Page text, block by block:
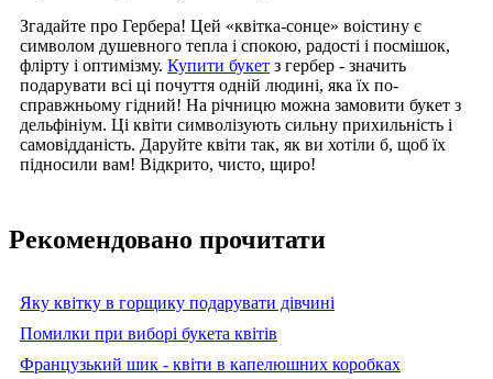
Згадайте про Гербера! Цей «квітка-сонце» воістину є
символом душевного тепла і спокою, радості і посмішок,
флірту і оптимізму. Купити букет з гербер - значить
подарувати всі ці почуття одній людині, яка їх по-
справжньому гідний! На річницю можна замовити букет з
дельфініум. Ці квіти символізують сильну прихильність і
самовідданість. Даруйте квіти так, як ви хотіли б, щоб їх
підносили вам! Відкрито, чисто, щиро!
Рекомендовано прочитати
Яку квітку в горщику подарувати дівчині
Помилки при виборі букета квітів
Французький шик - квіти в капелюшних коробках